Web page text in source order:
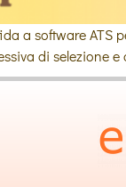
a software
di selezione